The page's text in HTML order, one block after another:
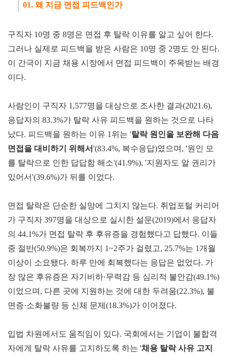
01. 왜 지금 면접 피드백인가
구직자 10명 중 8명은 면접 후 탈락 이유를 알고 싶어 한다.
그러나 실제로 피드백을 받은 사람은 10명 중 2명도 안 된다.
이 간극이 지금 채용 시장에서 면접 피드백이 주목받는 배경
이다.
사람인이 구직자 1,577명을 대상으로 조사한 결과(2021.6),
응답자의 83.3%가 탈락 사유 피드백을 원하는 것으로 나타
났다. 피드백을 원하는 이유 1위는 '탈락 원인을 보완해 다음
면접을 대비하기 위해서'(83.4%, 복수응답)였으며, '원인 모
를 탈락으로 인한 답답함 해소'(41.9%), '지원자도 알 권리가
있어서'(39.6%)가 뒤를 이었다.
면접 탈락은 단순한 실망에 그치지 않는다. 취업포털 커리어
가 구직자 397명을 대상으로 실시한 설문(2019)에서 응답자
의 44.1%가 면접 탈락 후 후유증을 경험했다고 답했다. 이들
중 절반(50.9%)은 회복까지 1~2주가 걸렸고, 25.7%는 1개월
이상이 소요됐다. 하루 만에 회복했다는 응답은 없었다. 가
장 많은 후유증은 자기비하·무력감 등 심리적 불안감(49.1%)
이었으며, 다른 곳에 지원하는 것에 대한 두려움(22.3%), 불
면증·소화불량 등 신체 문제(18.3%)가 이어졌다.
입법 차원에서도 움직임이 있다. 국회에서는 기업이 불합격
자에게 탈락 사유를 고지하도록 하는 '채용 탈락사유 고지